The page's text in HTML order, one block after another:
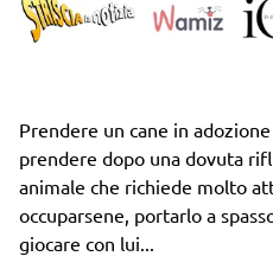
Prendere un cane in
prendere dopo una dovuta
animale che richiede molto
occuparsene, portarlo a
giocare con lui...